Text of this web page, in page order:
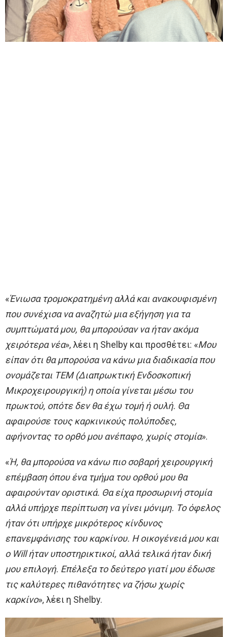
«Ένιωσα τρομοκρατημένη αλλά και ανακουφισμένη
που συνέχισα να αναζητώ μια εξήγηση για τα
συμπτώματά μου, θα μπορούσαν να ήταν ακόμα
χειρότερα νέα», λέει η Shelby και προσθέτει: «Μου
είπαν ότι θα μπορούσα να κάνω μια διαδικασία που
ονομάζεται TEM (Διαπρωκτική Ενδοσκοπική
Μικροχειρουργική) η οποία γίνεται μέσω του
πρωκτού, οπότε δεν θα έχω τομή ή ουλή. Θα
αφαιρούσε τους καρκινικούς πολύποδες,
αφήνοντας το ορθό μου ανέπαφο, χωρίς στομία».
«Ή, θα μπορούσα να κάνω πιο σοβαρή χειρουργική
επέμβαση όπου ένα τμήμα του ορθού μου θα
αφαιρούνταν οριστικά. Θα είχα προσωρινή στομία
αλλά υπήρχε περίπτωση να γίνει μόνιμη. Το όφελος
ήταν ότι υπήρχε μικρότερος κίνδυνος
επανεμφάνισης του καρκίνου. Η οικογένειά μου και
ο Will ήταν υποστηρικτικοί, αλλά τελικά ήταν δική
μου επιλογή. Επέλεξα το δεύτερο γιατί μου έδωσε
τις καλύτερες πιθανότητες να ζήσω χωρίς
καρκίνο», λέει η Shelby.